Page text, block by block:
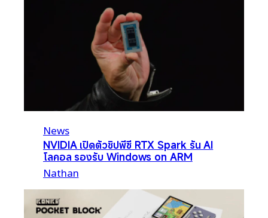
News
NVIDIA เปิดตัวชิปพีซี RTX Spark รัน AI
โลคอล รองรับ Windows on ARM
Nathan